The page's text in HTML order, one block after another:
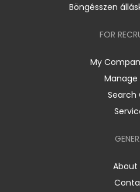
Böngésszen
FOR
My
Manage
Search
About